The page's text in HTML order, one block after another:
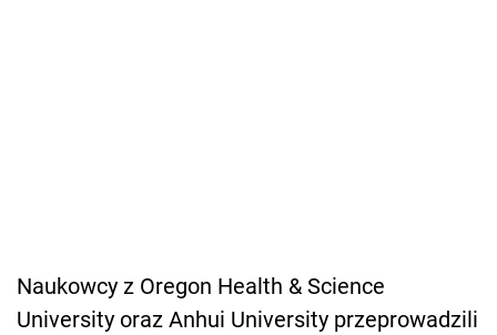
Naukowcy z Oregon Health & Science
University oraz Anhui University przeprowadzili